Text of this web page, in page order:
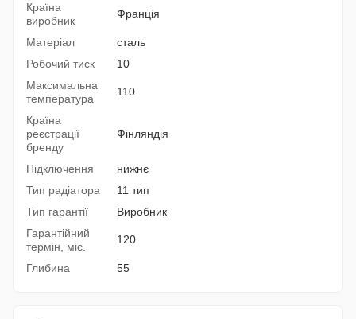
Країна
виробник
Франція
Матеріал
сталь
Робочий тиск
10
Максимальна
температура
110
Країна
реєстрації
бренду
Фінляндія
Підключення
нижнє
Тип радіатора
11 тип
Тип гарантії
Виробник
Гарантійний
термін, міс.
120
Глибина 55